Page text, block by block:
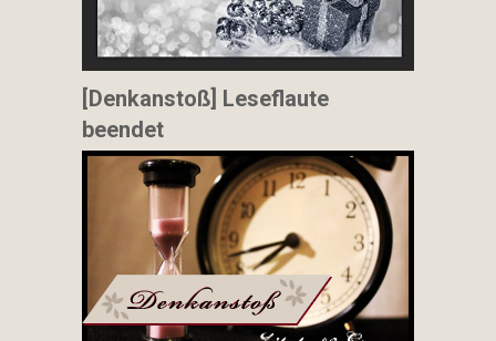
[Denkanstoß] Leseflaute
beendet